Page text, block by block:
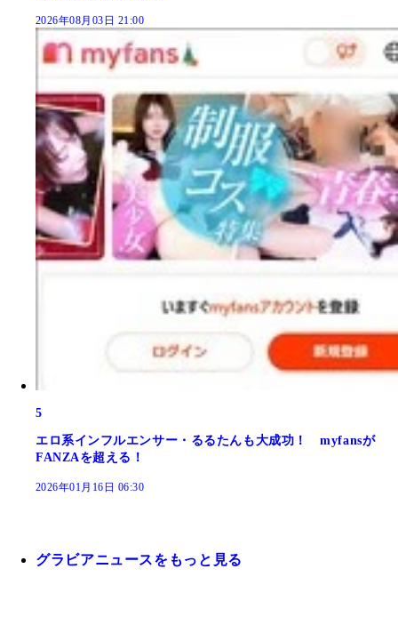
2026年08月03日 21:00
5
エロ系インフルエンサー・るるたんも大成功！ myfansが
FANZAを超える！
2026年01月16日 06:30
グラビアニュースをもっと見る